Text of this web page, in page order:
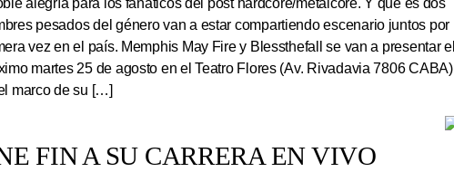
alegría para los fanáticos del post hardcore/metalcore. Y que es dos
pesados del género van a estar compartiendo escenario juntos por
vez en el país. Memphis May Fire y Blessthefall se van a presentar el
martes 25 de agosto en el Teatro Flores (Av. Rivadavia 7806 CABA)
marco de su […]
FIN A SU CARRERA EN VIVO